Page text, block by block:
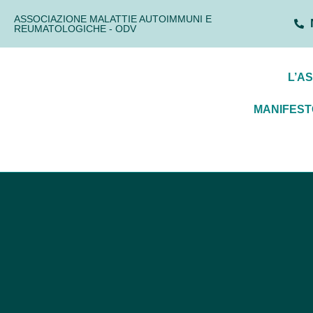
ASSOCIAZIONE MALATTIE AUTOIMMUNI E
REUMATOLOGICHE - ODV